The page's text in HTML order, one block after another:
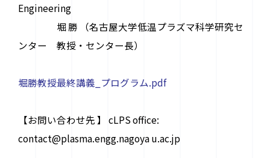
Engineering
堀 勝 （名古屋大学低温プラズマ科学研究セ
ンター 教授・センター長）
堀勝教授最終講義_プログラム.pdf
【お問い合わせ先 】 cLPS office:
contact@plasma.engg.nagoya u.ac.jp